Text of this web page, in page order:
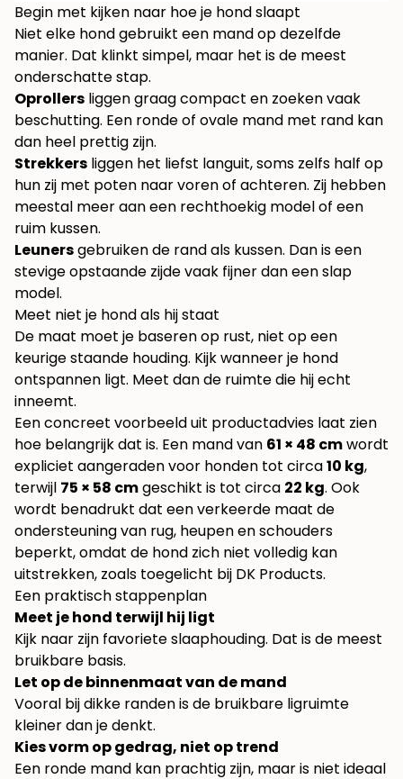
Begin met kijken naar hoe je hond slaapt
Niet elke hond gebruikt een mand op dezelfde
manier. Dat klinkt simpel, maar het is de meest
onderschatte stap.
Oprollers liggen graag compact en zoeken vaak
beschutting. Een ronde of ovale mand met rand kan
dan heel prettig zijn.
Strekkers liggen het liefst languit, soms zelfs half op
hun zij met poten naar voren of achteren. Zij hebben
meestal meer aan een rechthoekig model of een
ruim kussen.
Leunersgebruiken de rand als kussen. Dan is een
stevige opstaande zijde vaak fijner dan een slap
model.
Meet niet je hond als hij staat
De maat moet je baseren op rust, niet op een
keurige staande houding. Kijk wanneer je hond
ontspannen ligt. Meet dan de ruimte die hij echt
inneemt.
Een concreet voorbeeld uit productadvies laat zien
hoe belangrijk dat is. Een mand van 61 × 48 cmwordt
expliciet aangeraden voor honden tot circa10 kg,
terwijl 75 × 58 cmgeschikt is tot circa 22 kg. Ook
wordt benadrukt dat een verkeerde maat de
ondersteuning van rug, heupen en schouders
beperkt, omdat de hond zich niet volledig kan
uitstrekken, zoals toegelicht bij DK Products.
Een praktisch stappenplan
Meet je hond terwijl hij ligt
Kijk naar zijn favoriete slaaphouding. Dat is de meest
bruikbare basis.
Let op de binnenmaat van de mand
Vooral bij dikke randen is de bruikbare ligruimte
kleiner dan je denkt.
Kies vorm op gedrag, niet op trend
Een ronde mand kan prachtig zijn, maar is niet ideaal